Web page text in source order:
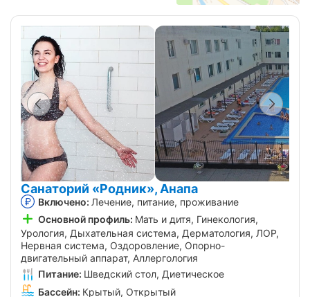
Санаторий «Родник», Анапа
Включено: Лечение, питание, проживание
Основной профиль: Мать и дитя, Гинекология,
Урология, Дыхательная система, Дерматология, ЛОР,
Нервная система, Оздоровление, Опорно-
двигательный аппарат, Аллергология
Питание: Шведский стол, Диетическое
Бассейн: Крытый, Открытый